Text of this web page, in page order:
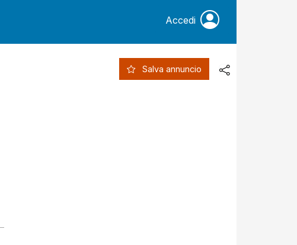
Accedi
Salva annuncio